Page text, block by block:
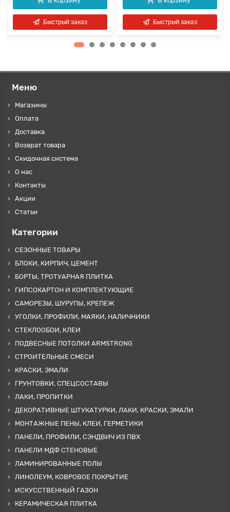
Быстрый заказ Быстрый заказ
Меню
Магазины
Оплата
Доставка
Возврат товара
Скидочная система
О нас
Контакты
Акции
Статьи
Категории
СЕЗОННЫЕ ТОВАРЫ
БЛОКИ, КИРПИЧ, ЦЕМЕНТ
БОРТЫ, ТРОТУАРНАЯ ПЛИТКА
ГИПСОКАРТОН И КОМПЛЕКТУЮЩИЕ
САМОРЕЗЫ, ШУРУПЫ, КРЕПЕЖ
УГОЛКИ, ПРОФИЛИ, МАЯКИ, НАЛИЧНИКИ
СТЕКЛООБОИ, КЛЕИ
ПОДВЕСНЫЕ ПОТОЛКИ ARMSTRONG
СТРОИТЕЛЬНЫЕ СМЕСИ
КРАСКИ, ЭМАЛИ
ГРУНТОВКИ, СПЕЦСОСТАВЫ
ЛАКИ, ПРОПИТКИ
ДЕКОРАТИВНЫЕ ШТУКАТУРКИ, ЛАКИ, КРАСКИ, ЭМАЛИ
МОНТАЖНЫЕ ПЕНЫ, КЛЕИ, ГЕРМЕТИКИ
ПАНЕЛИ, ПРОФИЛИ, СЭНДВИЧ ИЗ ПВХ
ПАНЕЛИ МДФ СТЕНОВЫЕ
ЛАМИНИРОВАННЫЕ ПОЛЫ
ЛИНОЛЕУМ, КОВРОВОЕ ПОКРЫТИЕ
ИСКУССТВЕННЫЙ ГАЗОН
КЕРАМИЧЕСКАЯ ПЛИТКА